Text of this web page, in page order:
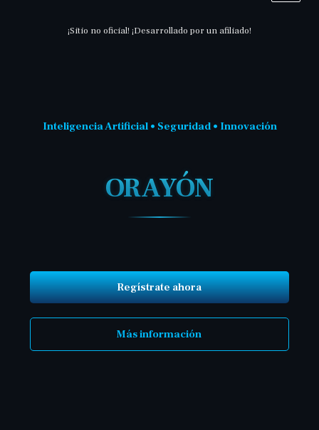
¡Sitio no oficial! ¡Desarrollado por un afiliado!
Inteligencia Artificial • Seguridad • Innovación
ORAYÓN
Regístrate ahora
Más información